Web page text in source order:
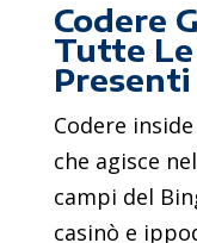
Codere
Tutte Le
Codere
che agisce
campi del
casinò e